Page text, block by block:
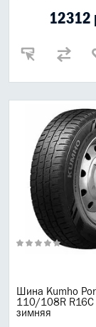
12312
Шина Kumho
110/108R
зимняя